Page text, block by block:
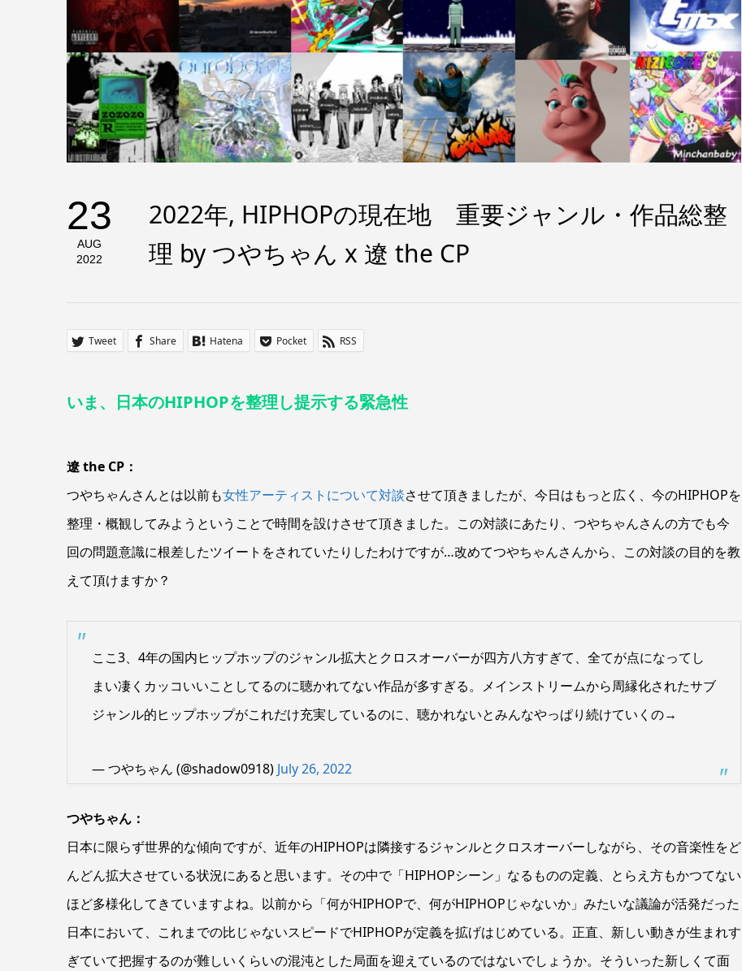
23
AUG
2022
2022年, HIPHOPの現在地 重要ジャンル・作品総整
理 by つやちゃん x 遼 the CP
Tweet Share Hatena Pocket RSS
いま、日本のHIPHOPを整理し提示する緊急性
遼 the CP：
つやちゃんさんとは以前も女性アーティストについて対談させて頂きましたが、今日はもっと広く、今のHIPHOPを
整理・概観してみようということで時間を設けさせて頂きました。この対談にあたり、つやちゃんさんの方でも今
回の問題意識に根差したツイートをされていたりしたわけですが…改めてつやちゃんさんから、この対談の目的を教
えて頂けますか？
ここ3、4年の国内ヒップホップのジャンル拡大とクロスオーバーが四方八方すぎて、全てが点になってし
まい凄くカッコいいことしてるのに聴かれてない作品が多すぎる。メインストリームから周縁化されたサブ
ジャンル的ヒップホップがこれだけ充実しているのに、聴かれないとみんなやっぱり続けていくの→
— つやちゃん (@shadow0918) July 26, 2022
つやちゃん：
日本に限らず世界的な傾向ですが、近年のHIPHOPは隣接するジャンルとクロスオーバーしながら、その音楽性をど
んどん拡大させている状況にあると思います。その中で「HIPHOPシーン」なるものの定義、とらえ方もかつてない
ほど多様化してきていますよね。以前から「何がHIPHOPで、何がHIPHOPじゃないか」みたいな議論が活発だった
日本において、これまでの比じゃないスピードでHIPHOPが定義を拡げはじめている。正直、新しい動きが生まれす
ぎていて把握するのが難しいくらいの混沌とした局面を迎えているのではないでしょうか。そういった新しくて面